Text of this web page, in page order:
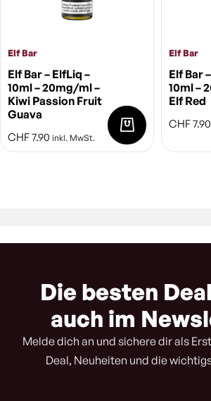
Elf Bar
Elf Bar – ElfLiq –
10ml – 20mg/ml –
Kiwi Passion Fruit
Guava
CHF7.90 inkl. MwSt.
Elf Bar
Elf Bar
10ml –
Elf Red
CHF7.90
Die besten
auch im
Melde dich an und sichere dir als
Deal, Neuheiten und die